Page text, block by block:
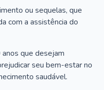
ou sequelas, que
com a assistência do
que desejam
seu bem-estar no
saudável.